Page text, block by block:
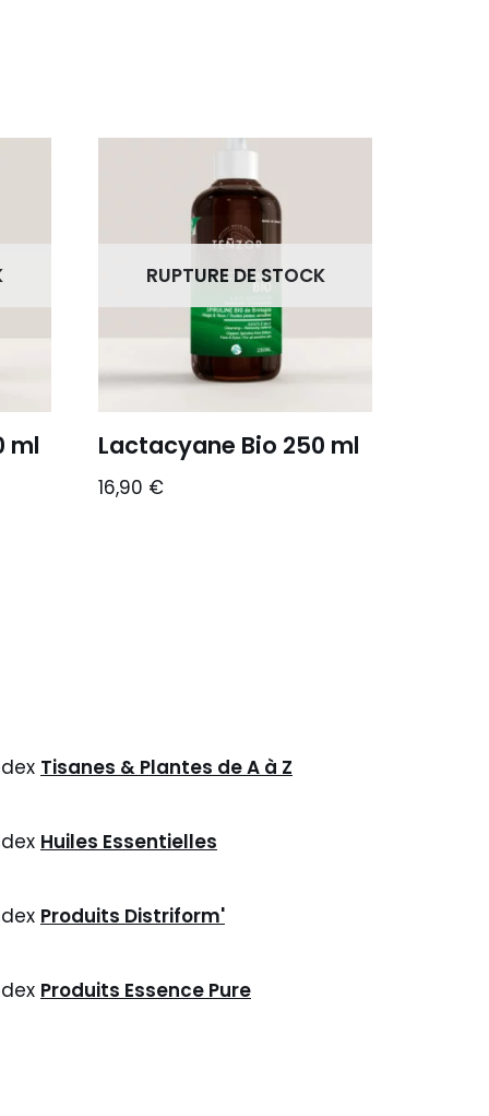
ml
RUPTURE DE STOCK
Lactacyane Bio 250 ml
16,90 €
Tisanes & Plantes de A à Z
Huiles Essentielles
Produits Distriform'
Produits Essence Pure